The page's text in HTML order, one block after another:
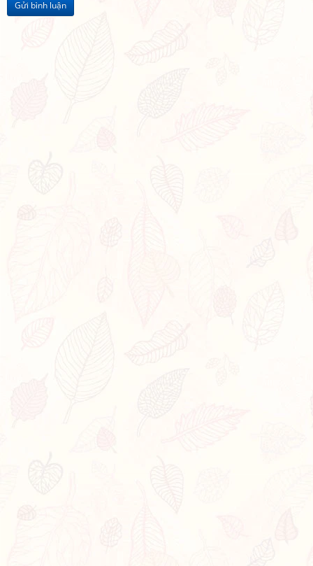
Gửi bình luận